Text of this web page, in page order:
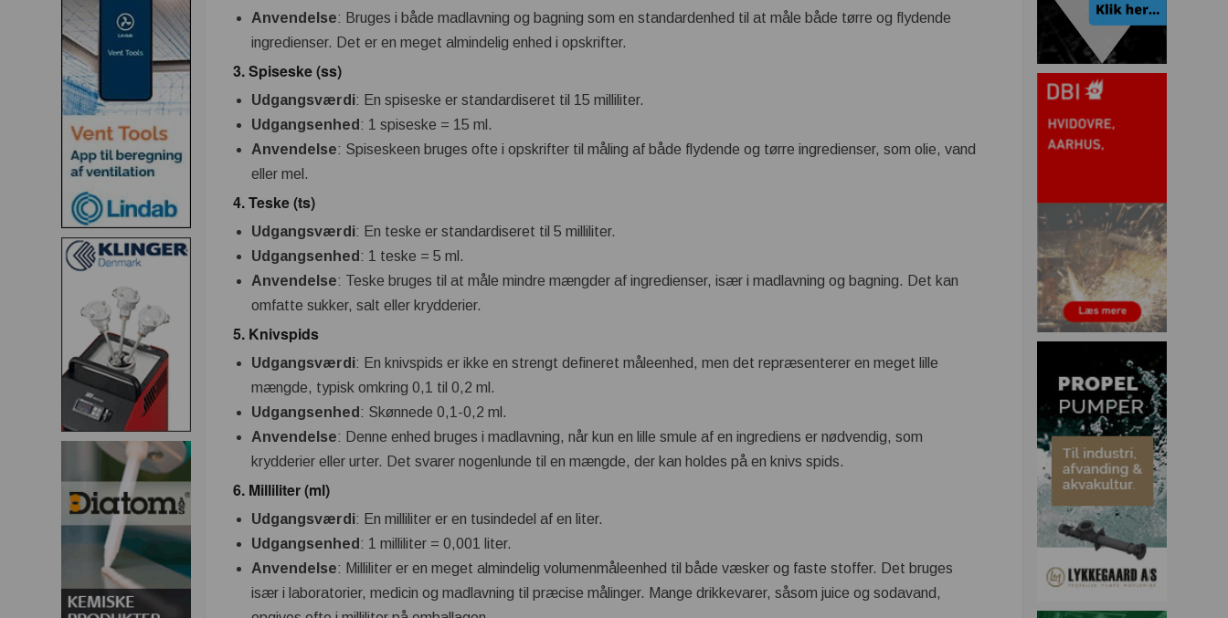
Anvendelse: Bruges i både madlavning og bagning som en standardenhed til at måle både tørre og flydende
ingredienser. Det er en meget almindelig enhed i opskrifter.
3.Spiseske (ss)
Udgangsværdi: En spiseske er standardiseret til 15 milliliter.
Udgangsenhed : 1 spiseske = 15 ml.
Anvendelse: Spiseskeen bruges ofte i opskrifter til måling af både flydende og tørre ingredienser, som olie, vand
eller mel.
4.Teske (ts)
Udgangsværdi: En teske er standardiseret til 5 milliliter.
Udgangsenhed : 1 teske = 5 ml.
Anvendelse: Teske bruges til at måle mindre mængder af ingredienser, især i madlavning og bagning. Det kan
omfatte sukker, salt eller krydderier.
5. Knivspids
Udgangsværdi: En knivspids er ikke en strengt defineret måleenhed, men det repræsenterer en meget lille
mængde, typisk omkring 0,1 til 0,2 ml.
Udgangsenhed : Skønnede 0,1-0,2 ml.
Anvendelse: Denne enhed bruges i madlavning, når kun en lille smule af en ingrediens er nødvendig, som
krydderier eller urter. Det svarer nogenlunde til en mængde, der kan holdes på en knivs spids.
6. Milliliter (ml)
Udgangsværdi: En milliliter er en tusindedel af en liter.
Udgangsenhed : 1 milliliter = 0,001 liter.
Anvendelse: Milliliter er en meget almindelig volumenmåleenhed til både væsker og faste stoffer. Det bruges
især i laboratorier, medicin og madlavning til præcise målinger. Mange drikkevarer, såsom juice og sodavand,